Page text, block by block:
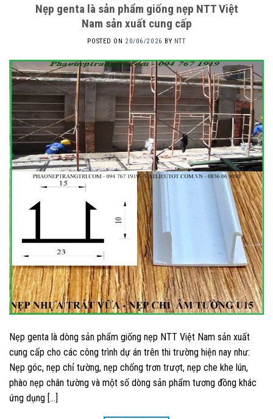
Nẹp genta là sản phẩm giống nẹp NTT Việt
Nam sản xuất cung cấp
POSTED ON 20/06/2026 BY NTT
Nẹp genta là dòng sản phẩm giống nẹp NTT Việt Nam sản xuất
cung cấp cho các công trình dự án trên thi trường hiện nay như:
Nẹp góc, nẹp chỉ tường, nẹp chống trơn trượt, nẹp che khe lún,
phào nẹp chân tường và một số dòng sản phẩm tương đồng khác
ứng dụng […]